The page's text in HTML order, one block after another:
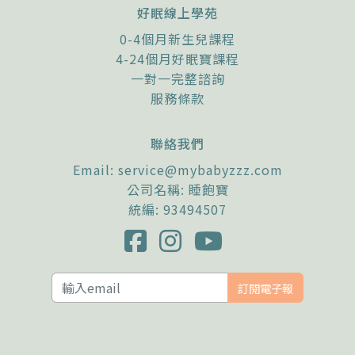
好眠線上學苑
0-4個月新生兒課程
4-24個月好眠寶課程
一對一完整諮詢
服務條款
聯絡我們
Email: service@mybabyzzz.com
公司名稱: 睡飽寶
統編: 93494507
訂閱電子報